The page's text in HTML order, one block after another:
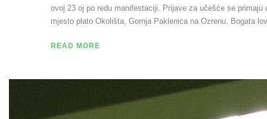
ovoj 23 oj po redu manifestaciji. Prijave za učešće se
mjesto plato Okolišta, Gornja Paklenica na Ozrenu. Bogata
READ MORE